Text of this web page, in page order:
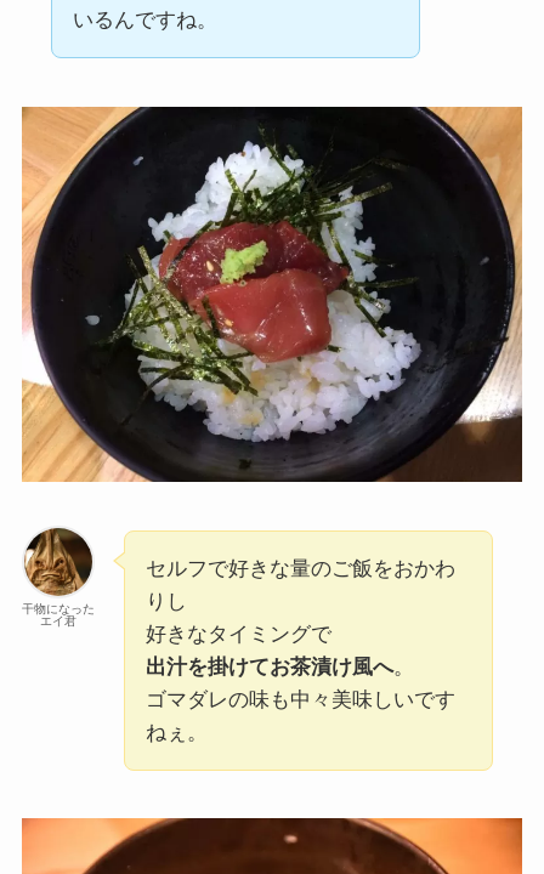
いるんですね。
干物になった
エイ君
セルフで好きな量のご飯をおかわ
りし
好きなタイミングで
出汁を掛けてお茶漬け風へ。
ゴマダレの味も中々美味しいです
ねぇ。